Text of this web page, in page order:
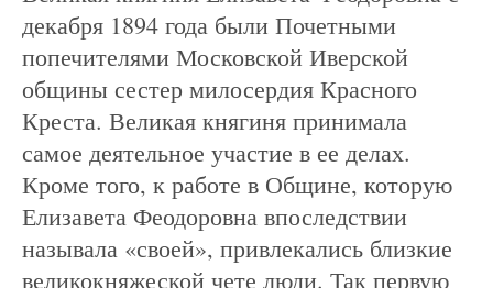
декабря 1894 года были Почетными
попечителями Московской Иверской
общины сестер милосердия Красного
Креста. Великая княгиня принимала
самое деятельное участие в ее делах.
Кроме того, к работе в Общине, которую
Елизавета Феодоровна впоследствии
называла «своей», привлекались близкие
великокняжеской чете люди. Так первую